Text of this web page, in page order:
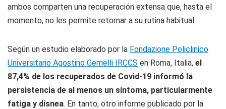
ambos comparten una recuperación extensa que, hasta el
momento, no les permite retornar a su rutina habitual.
Según un estudio elaborado por la Fondazione Policlinico
Universitario Agostino Gemelli IRCCS en Roma, Italia, el
87,4% de los recuperados de Covid-19 informó la
persistencia de al menos un síntoma, particularmente
fatiga y disnea. En tanto, otro informe publicado por la